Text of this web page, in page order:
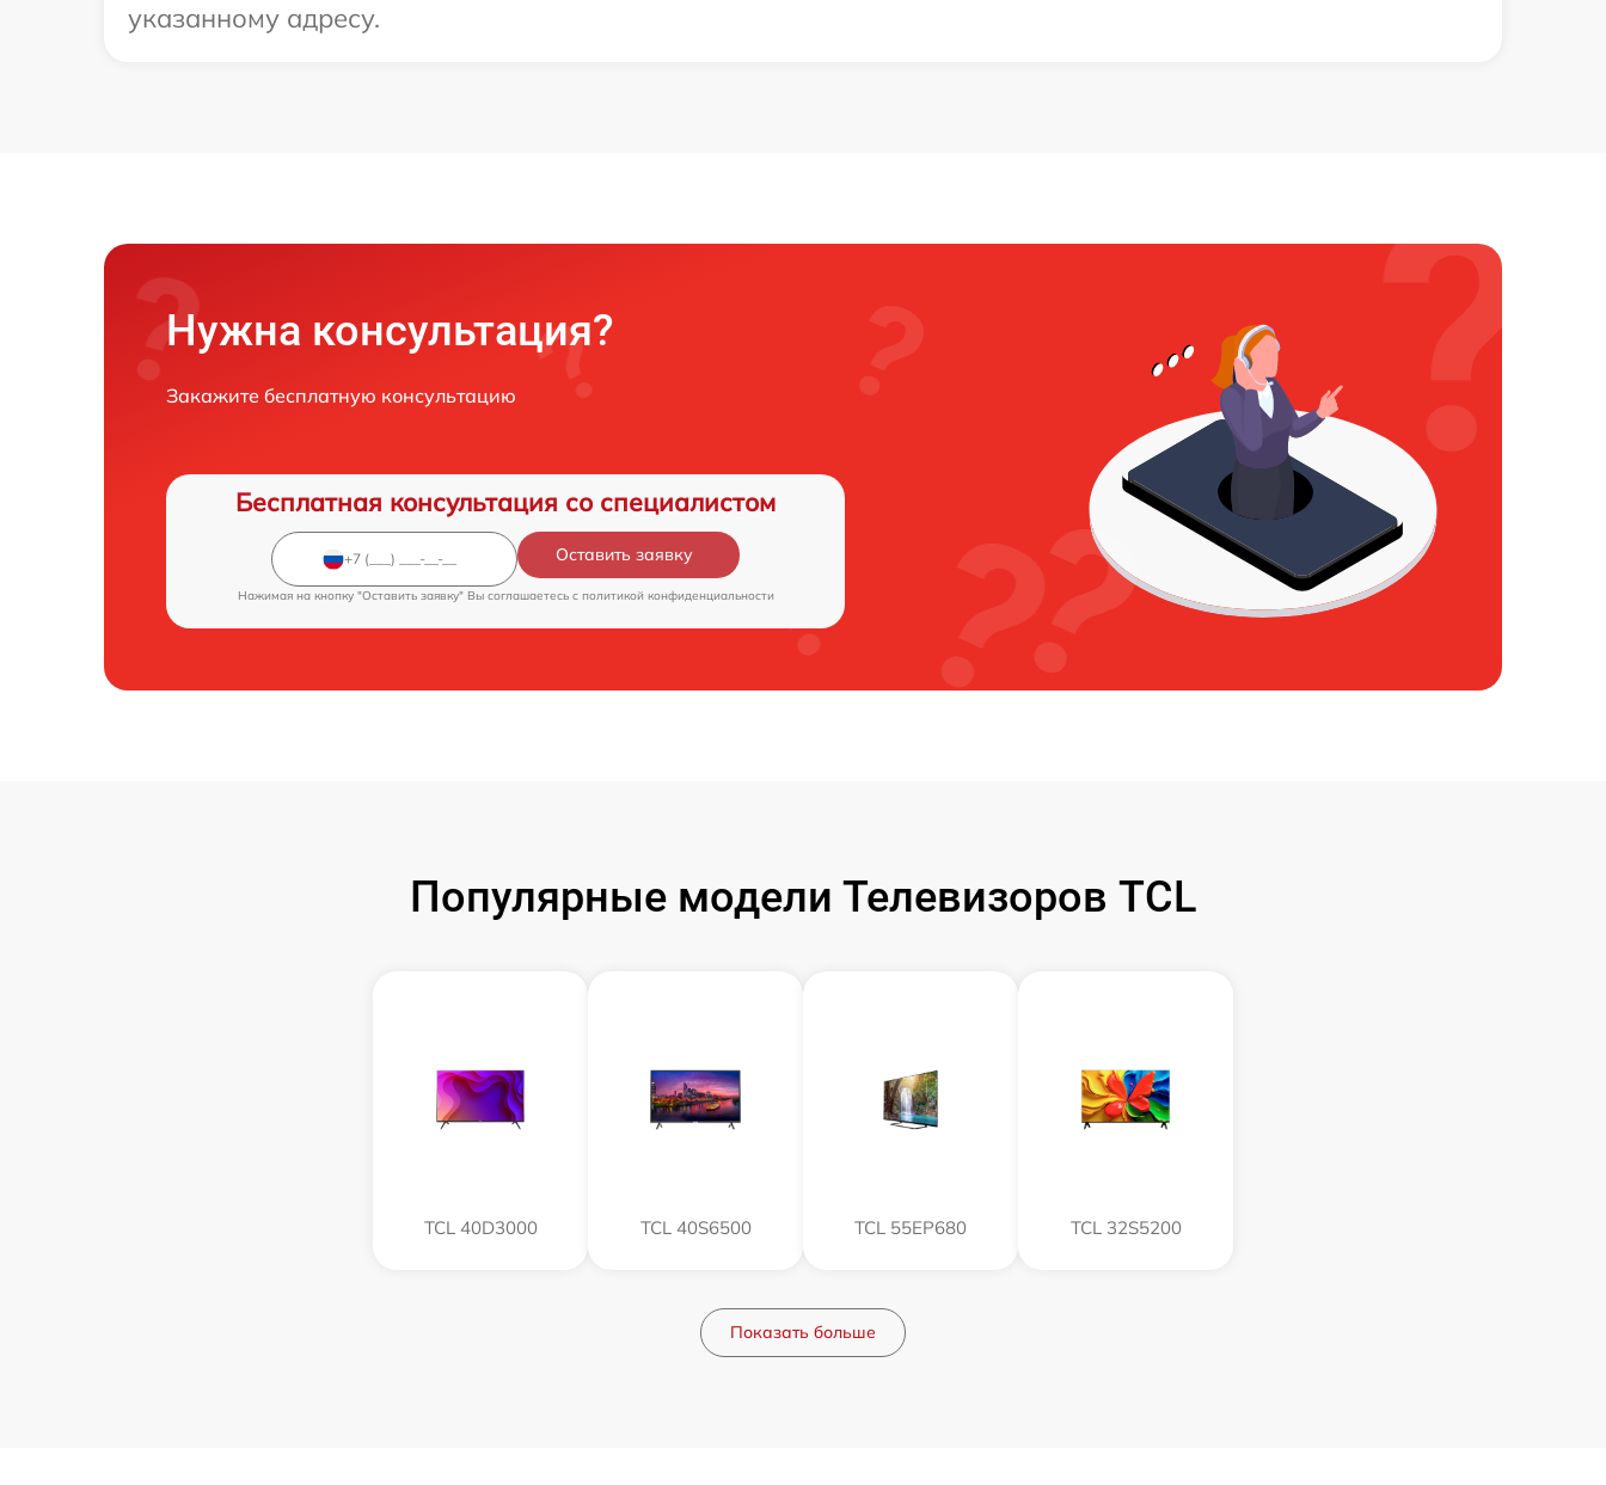
указанному адресу.
Нужна консультация?
Закажите бесплатную консультацию
Бесплатная консультация со специалистом
Оставить заявку
Нажимая на кнопку "Оставить заявку" Вы соглашаетесь c политикой конфиденциальности
Популярные модели Телевизоров TCL
TCL 40D3000 TCL 40S6500 TCL 55EP680 TCL 32S5200
Показать больше